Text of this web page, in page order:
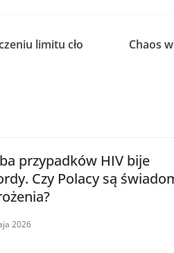
limitu cło
Chaos
przypadków HIV bije
Czy Polacy są
2026